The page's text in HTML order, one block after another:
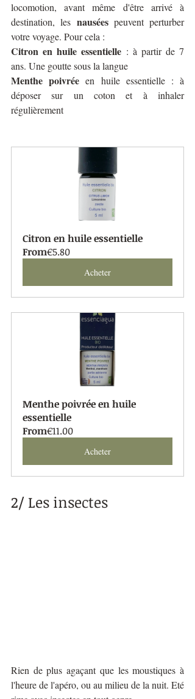
locomotion, avant même d'être arrivé à
destination, les nausées peuvent perturber
votre voyage. Pour cela :
Citron en huile essentielle : à partir de 7
ans. Une goutte sous la langue
Menthe poivrée en huile essentielle : à
déposer sur un coton et à inhaler
régulièrement
Citron en huile essentielle
From€5.80
Acheter
Menthe poivrée en huile
essentielle
From€11.00
Acheter
2/ Les insectes
Rien de plus agaçant que les moustiques à
l'heure de l'apéro, ou au milieu de la nuit. Eté